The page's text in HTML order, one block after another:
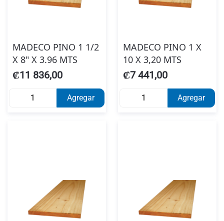
MADECO PINO 1 1/2
X 8" X 3.96 MTS
₡11 836,00
Agregar
MADECO PINO 1 X
10 X 3,20 MTS
₡7 441,00
Agregar